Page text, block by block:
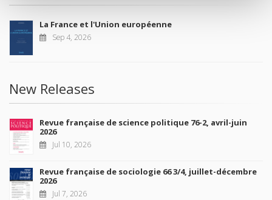
La France et l'Union européenne
Sep 4, 2026
New Releases
Revue française de science politique 76-2, avril-juin
2026
Jul 10, 2026
Revue française de sociologie 66 3/4, juillet-décembre
2026
Jul 7, 2026